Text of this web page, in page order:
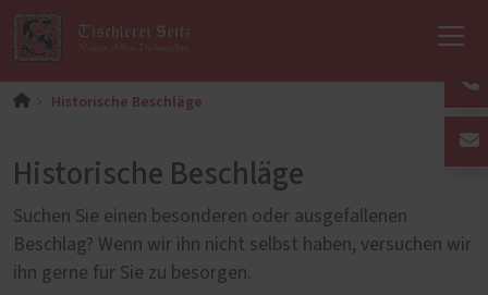
Historische Beschläge
Historische Beschläge
Suchen Sie einen besonderen oder ausgefallenen
Beschlag? Wenn wir ihn nicht selbst haben, versuchen wir
ihn gerne für Sie zu besorgen.